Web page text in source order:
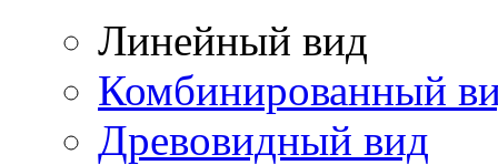
Линейный вид
Комбинированный
Древовидный вид